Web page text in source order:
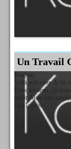
Un Travail
Bonjour,
Voilà petit coup de fil
Donc les amis, j'ai
suffit. Mais faut savoir
Lire la suite